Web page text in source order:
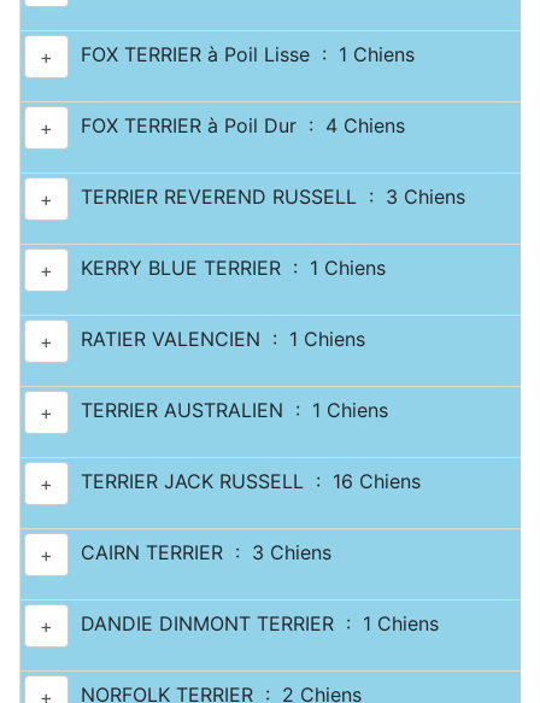
+ FOX TERRIER à Poil Lisse : 1 Chiens
+ FOX TERRIER à Poil Dur : 4 Chiens
+ TERRIER REVEREND RUSSELL : 3 Chiens
+ KERRY BLUE TERRIER : 1 Chiens
+ RATIER VALENCIEN : 1 Chiens
+ TERRIER AUSTRALIEN : 1 Chiens
+ TERRIER JACK RUSSELL : 16 Chiens
+ CAIRN TERRIER : 3 Chiens
+ DANDIE DINMONT TERRIER : 1 Chiens
+ NORFOLK TERRIER : 2 Chiens